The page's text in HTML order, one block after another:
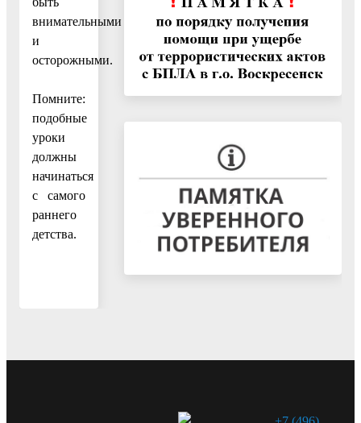
внимательными
и
осторожными.
Помните:
подобные
уроки
должны
начинаться
с самого
раннего
детства.